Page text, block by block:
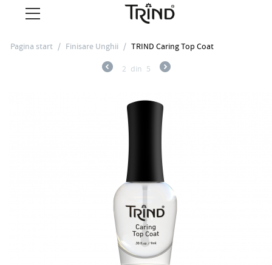
Pagina start / Finisare Unghii / TRIND Caring Top Coat
2 din 5